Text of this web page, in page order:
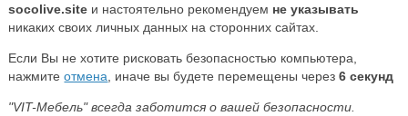
socolive.site и настоятельно рекомендуем не указывать
никаких своих личных данных на сторонних сайтах.
Если Вы не хотите рисковать безопасностью компьютера,
нажмитеотмена , иначе вы будете перемещены через6 секунд
"VIT-Мебель" всегда заботится о вашей безопасности.